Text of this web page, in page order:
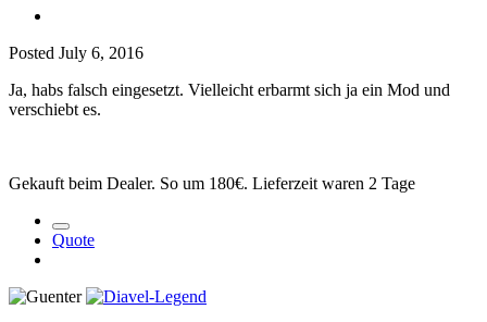
Posted July 6, 2016
Ja, habs falsch eingesetzt. Vielleicht erbarmt sich ja ein Mod und
verschiebt es.
Gekauft beim Dealer. So um 180€. Lieferzeit waren 2 Tage
Quote